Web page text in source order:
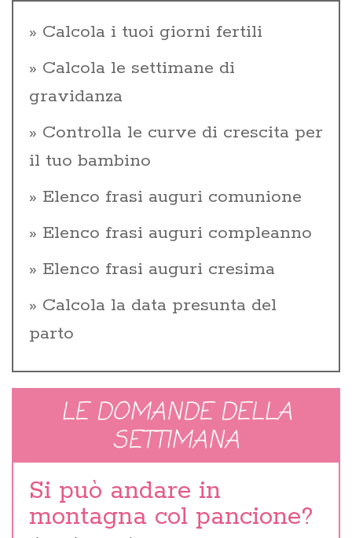
Calcola i tuoi giorni fertili
Calcola le settimane di
gravidanza
Controlla le curve di crescita per
il tuo bambino
Elenco frasi auguri comunione
Elenco frasi auguri compleanno
Elenco frasi auguri cresima
Calcola la data presunta del
parto
LE DOMANDE DELLA
SETTIMANA
Si può andare in
montagna col pancione?